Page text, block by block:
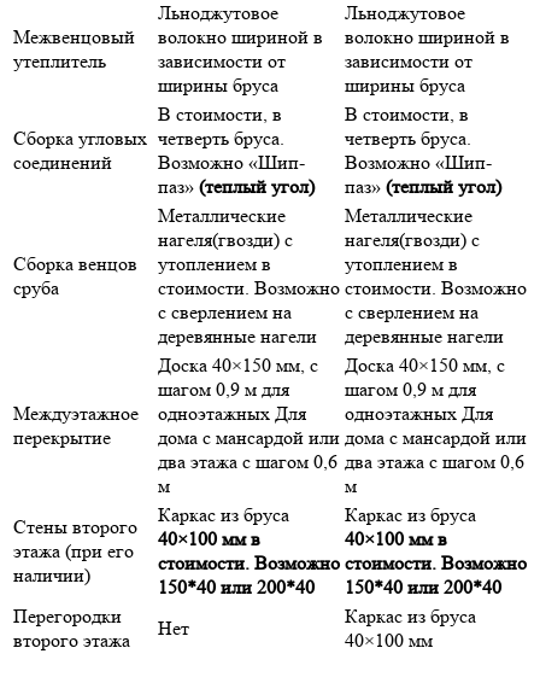
Межвенцовый
утеплитель
Льноджутовое
волокно шириной в
зависимости от
ширины бруса
Льноджутовое
волокно шириной в
зависимости от
ширины бруса
Сборка угловых
соединений
В стоимости, в
четверть бруса.
Возможно «Шип-
паз» (теплый угол)
В стоимости, в
четверть бруса.
Возможно «Шип-
паз» (теплый угол)
Сборка венцов
сруба
Металлические
нагеля(гвозди) с
утоплением в
стоимости. Возможно
с сверлением на
деревянные нагели
Металлические
нагеля(гвозди) с
утоплением в
стоимости. Возможно
с сверлением на
деревянные нагели
Междуэтажное
перекрытие
Доска 40×150 мм, с
шагом 0,9 м для
одноэтажных Для
дома с мансардой или
два этажа с шагом 0,6
м
Доска 40×150 мм, с
шагом 0,9 м для
одноэтажных Для
дома с мансардой или
два этажа с шагом 0,6
м
Стены второго
этажа (при его
наличии)
Каркас из бруса
40×100 мм в
стоимости. Возможно
150*40 или 200*40
Каркас из бруса
40×100 мм в
стоимости. Возможно
150*40 или 200*40
Перегородки
второго этажа
Нет
Каркас из бруса
40×100 мм